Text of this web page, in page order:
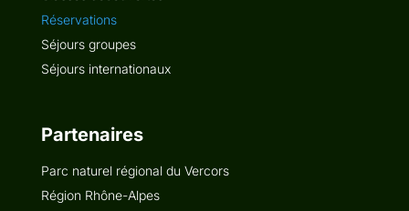
Réservations
Séjours groupes
Séjours internationaux
Partenaires
Parc naturel régional du Vercors
Région Rhône-Alpes